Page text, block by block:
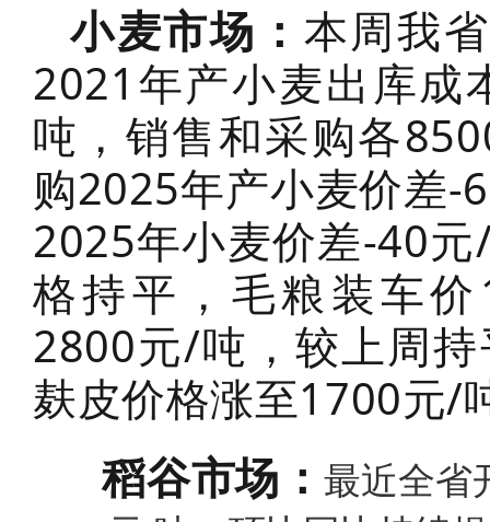
小麦市场： 本周我
2021年产小麦出库
吨，销售和采购各
购2025年产小麦价差-
2025年小麦价差-40
格持平，毛粮装车
2800元/吨，较上周
麸皮价格涨至1700元/
稻谷市场：最近全省